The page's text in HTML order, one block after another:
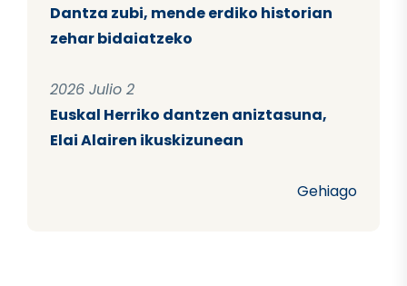
Dantza zubi, mende erdiko historian
zehar bidaiatzeko
2026 Julio 2
Euskal Herriko dantzen aniztasuna,
Elai Alairen ikuskizunean
Gehiago